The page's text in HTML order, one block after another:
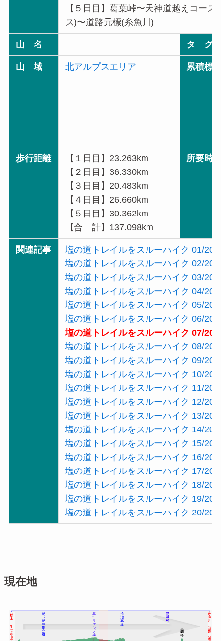
【５日目】葛葉峠〜天神道越えコー
ス)〜道路元標(糸魚川)
山 名 タ グ
山 域 北アルプスエリア 累積標
歩行距離
【１日目】23.263km
【２日目】36.330km
【３日目】20.483km
【４日目】26.660km
【５日目】30.362km
【合 計】137.098km
所要時
関連記事
塩の道トレイルをスルーハイク 01/20
塩の道トレイルをスルーハイク 02/20
塩の道トレイルをスルーハイク 03/20
塩の道トレイルをスルーハイク 04/20
塩の道トレイルをスルーハイク 05/20
塩の道トレイルをスルーハイク 06/20
塩の道トレイルをスルーハイク 07/20
塩の道トレイルをスルーハイク 08/20
塩の道トレイルをスルーハイク 09/20
塩の道トレイルをスルーハイク 10/20
塩の道トレイルをスルーハイク 11/20
塩の道トレイルをスルーハイク 12/20
塩の道トレイルをスルーハイク 13/20
塩の道トレイルをスルーハイク 14/20
塩の道トレイルをスルーハイク 15/20
塩の道トレイルをスルーハイク 16/20
塩の道トレイルをスルーハイク 17/20
塩の道トレイルをスルーハイク 18/20
塩の道トレイルをスルーハイク 19/20
塩の道トレイルをスルーハイク 20/20
現在地